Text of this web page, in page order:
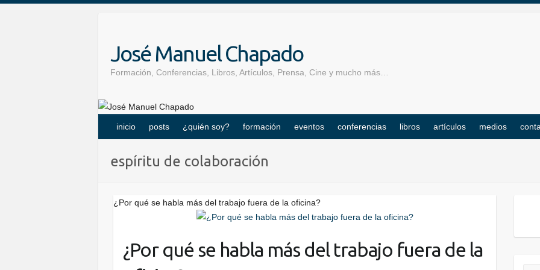
José Manuel Chapado
Formación, Conferencias, Libros, Artículos, Prensa, Cine y mucho más…
inicio posts ¿quién soy? formación eventos conferencias libros artículos medios
espíritu de colaboración
¿Por qué se habla más del trabajo fuera de la oficina?
¿Por qué se habla más del trabajo fuera de la